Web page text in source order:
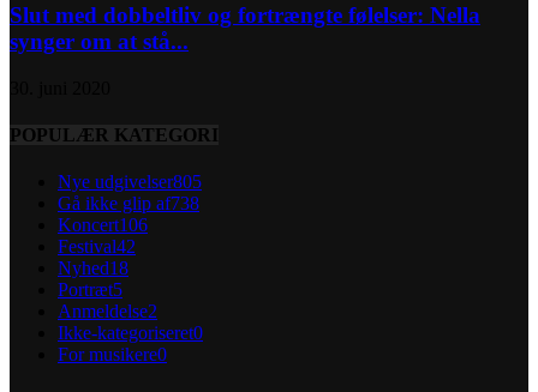
Slut med dobbeltliv og fortrængte følelser: Nella
synger om at stå...
POPULÆR KATEGORI
Nye udgivelser805
Gå ikke glip af738
Koncert106
Festival42
Nyhed18
Portræt5
Anmeldelse2
Ikke-kategoriseret0
For musikere0